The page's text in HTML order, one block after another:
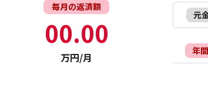
毎月の返済額
00.00
万円/月
元
年